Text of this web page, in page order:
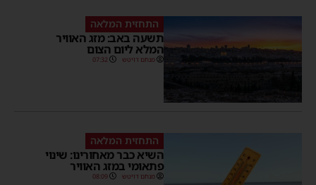
התחזית המלאה
תשעה באב: מזג האוויר
המלא ליום הצום
מנחם דויטש 07:32
התחזית המלאה
השיא כבר מאחורינו: שינוי
פתאומי במזג האוויר
מנחם דויטש 08:09